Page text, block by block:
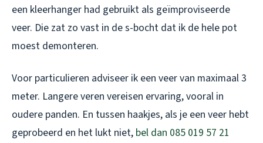
een kleerhanger had gebruikt als geïmproviseerde
veer. Die zat zo vast in de s-bocht dat ik de hele pot
moest demonteren.
Voor particulieren adviseer ik een veer van maximaal 3
meter. Langere veren vereisen ervaring, vooral in
oudere panden. En tussen haakjes, als je een veer hebt
geprobeerd en het lukt niet, bel dan 085 019 57 21